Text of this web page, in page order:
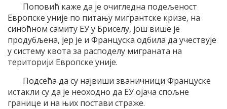
Поповић каже да је очигледна подељеност
Европске уније по питању мигрантске кризе, на
синоћном самиту ЕУ у Бриселу, још више је
продубљена, јер је и Француска одбила да учествује
у систему квота за расподелу миграната на
територији Европске уније.
Подсећа да су највиши званичници Француске
истакли су да је неоходно да ЕУ ојача спољне
границе и на њих постави страже.